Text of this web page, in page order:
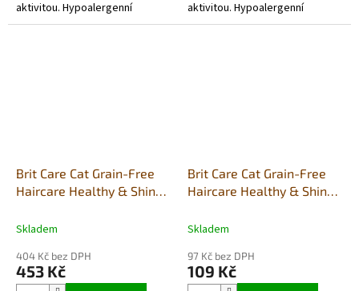
aktivitou. Hypoalergenní
receptura čerstvé kuře a krůta.
aktivitou. Hypoalergenní
receptura čerstvé kuře a krůta.
Brit Care Cat Grain-Free
Haircare Healthy & Shiny
Skladem
404 Kč bez DPH
453 Kč
Brit Care Cat Grain-Free
Haircare Healthy & Shiny
Skladem
97 Kč bez DPH
109 Kč